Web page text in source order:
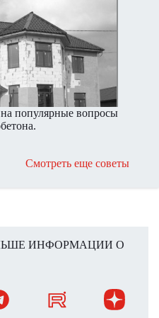
популярные вопросы
Смотреть еще советы
ИНФОРМАЦИИ О